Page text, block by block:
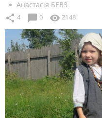
Анастасія БЕВЗ
share 4 chat_bubble 0 visibility 2148